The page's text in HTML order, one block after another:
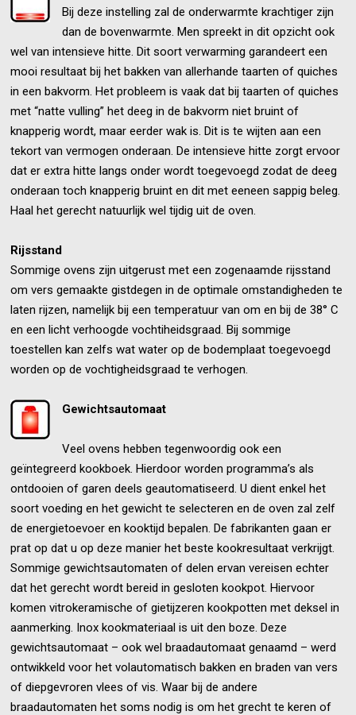
Bij deze instelling zal de onderwarmte krachtiger zijn
dan de bovenwarmte. Men spreekt in dit opzicht ook
wel van intensieve hitte. Dit soort verwarming garandeert een
mooi resultaat bij het bakken van allerhande taarten of quiches
in een bakvorm. Het probleem is vaak dat bij taarten of quiches
met “natte vulling” het deeg in de bakvorm niet bruint of
knapperig wordt, maar eerder wak is. Dit is te wijten aan een
tekort van vermogen onderaan. De intensieve hitte zorgt ervoor
dat er extra hitte langs onder wordt toegevoegd zodat de deeg
onderaan toch knapperig bruint en dit met eeneen sappig beleg.
Haal het gerecht natuurlijk wel tijdig uit de oven.
Rijsstand
Sommige ovens zijn uitgerust met een zogenaamde rijsstand
om vers gemaakte gistdegen in de optimale omstandigheden te
laten rijzen, namelijk bij een temperatuur van om en bij de 38° C
en een licht verhoogde vochtiheidsgraad. Bij sommige
toestellen kan zelfs wat water op de bodemplaat toegevoegd
worden op de vochtigheidsgraad te verhogen.
Gewichtsautomaat
Veel ovens hebben tegenwoordig ook een
geïntegreerd kookboek. Hierdoor worden programma’s als
ontdooien of garen deels geautomatiseerd. U dient enkel het
soort voeding en het gewicht te selecteren en de oven zal zelf
de energietoevoer en kooktijd bepalen. De fabrikanten gaan er
prat op dat u op deze manier het beste kookresultaat verkrijgt.
Sommige gewichtsautomaten of delen ervan vereisen echter
dat het gerecht wordt bereid in gesloten kookpot. Hiervoor
komen vitrokeramische of gietijzeren kookpotten met deksel in
aanmerking. Inox kookmateriaal is uit den boze. Deze
gewichtsautomaat – ook wel braadautomaat genaamd – werd
ontwikkeld voor het volautomatisch bakken en braden van vers
of diepgevroren vlees of vis. Waar bij de andere
braadautomaten het soms nodig is om het grecht te keren of